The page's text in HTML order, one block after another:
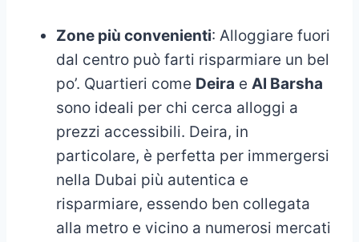
Zone più convenienti: Alloggiare fuori
dal centro può farti risparmiare un bel
po’. Quartieri come Deira e Al Barsha
sono ideali per chi cerca alloggi a
prezzi accessibili. Deira, in
particolare, è perfetta per immergersi
nella Dubai più autentica e
risparmiare, essendo ben collegata
alla metro e vicino a numerosi mercati